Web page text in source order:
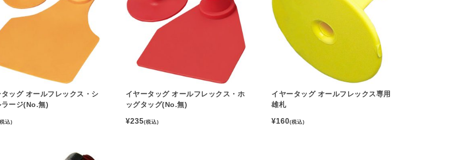
ッグ オールフレックス・シ
ラージ(No.無)
込)
イヤータッグ オールフレックス・ホ
ッグタッグ(No.無)
¥235(税込)
イヤータッグ オールフレックス専用
雄札
¥160(税込)